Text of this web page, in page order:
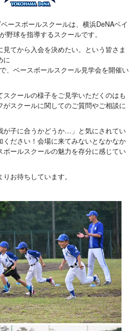
ースボールスクールは、横浜DeNAベイ
野球を指導するスクールです。
てから入会を決めたい。という皆さま
に
、ベースボールスクール見学会を開催い
スクールの様子をご見学いただくのはも
がスクールに関してのご質問やご相談に
が子に合うかどうか…」と気にされてい
ください！会場に来てみないとなかなか
ボールスクールの魅力を存分に感じてい
お待ちしています。